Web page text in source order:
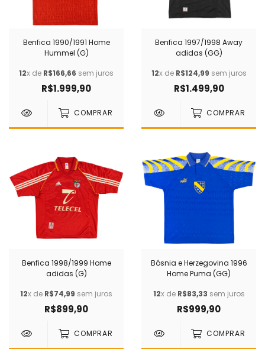
Benfica 1990/1991 Home
Hummel (G)
12x de R$166,66 sem juros
R$1.999,90
COMPRAR
Benfica 1997/1998 Away
adidas (GG)
12x de R$124,99 sem juros
R$1.499,90
COMPRAR
Benfica 1998/1999 Home
adidas (G)
12x de R$74,99 sem juros
R$899,90
COMPRAR
Bósnia e Herzegovina 1996
Home Puma (GG)
12x de R$83,33 sem juros
R$999,90
COMPRAR